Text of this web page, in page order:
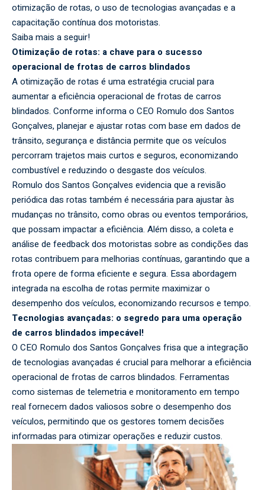
otimização de rotas, o uso de tecnologias avançadas e a
capacitação contínua dos motoristas.
Saiba mais a seguir!
Otimização de rotas: a chave para o sucesso
operacional de frotas de carros blindados
A otimização de rotas é uma estratégia crucial para
aumentar a eficiência operacional de frotas de carros
blindados. Conforme informa o CEO Romulo dos Santos
Gonçalves, planejar e ajustar rotas com base em dados de
trânsito, segurança e distância permite que os veículos
percorram trajetos mais curtos e seguros, economizando
combustível e reduzindo o desgaste dos veículos.
Romulo dos Santos Gonçalves evidencia que a revisão
periódica das rotas também é necessária para ajustar às
mudanças no trânsito, como obras ou eventos temporários,
que possam impactar a eficiência. Além disso, a coleta e
análise de feedback dos motoristas sobre as condições das
rotas contribuem para melhorias contínuas, garantindo que a
frota opere de forma eficiente e segura. Essa abordagem
integrada na escolha de rotas permite maximizar o
desempenho dos veículos, economizando recursos e tempo.
Tecnologias avançadas: o segredo para uma operação
de carros blindados impecável!
O CEO Romulo dos Santos Gonçalves frisa que a integração
de tecnologias avançadas é crucial para melhorar a eficiência
operacional de frotas de carros blindados. Ferramentas
como sistemas de telemetria e monitoramento em tempo
real fornecem dados valiosos sobre o desempenho dos
veículos, permitindo que os gestores tomem decisões
informadas para otimizar operações e reduzir custos.